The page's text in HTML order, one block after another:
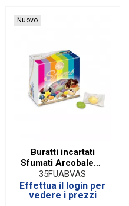
Nuovo
Buratti incartati
Sfumati Arcobaleno
incartati (500 gr)
35FUABVAS
Effettua il login per
vedere i prezzi